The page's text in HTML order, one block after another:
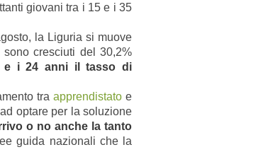
giovani tra i 15 e i 35
la Liguria si muove
cresciuti del 30,2%
e i 24 anni il tasso di
tra apprendistato e
optare per la soluzione
o no anche la tanto
guida nazionali che la